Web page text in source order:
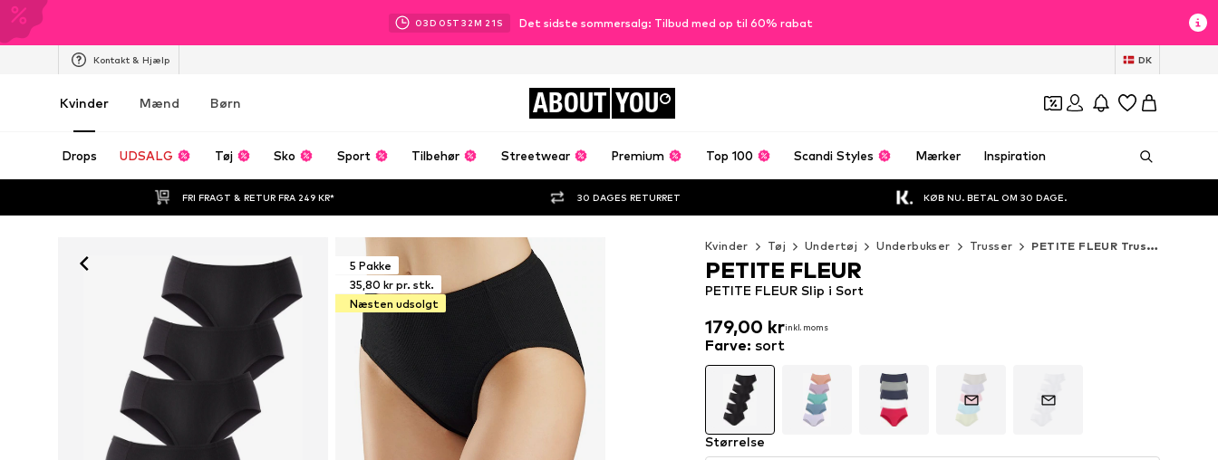
03D 05T 32M 20S Det sidste sommersalg: Tilbud med op til 60% rabat
Kontakt & Hjælp DK
Kvinder Mænd Børn ABOUT YOU
Drops UDSALG Tøj Sko Sport Tilbehør Streetwear Premium Top 100 Scandi Styles Mærker Inspiration
FRI FRAGT & RETUR FRA 249 KR* 30 DAGES RETURRET KØB NU. BETAL OM 30 DAGE.
5 Pakke
35,80 kr pr. stk.
Næsten udsolgt
Kvinder Tøj Undertøj Underbukser Trusser PETITE FLEUR Trusser
179,00 krinkl. moms
179,00 kr
PETITE FLEUR Slip i Sort
PETITE FLEUR
Farve: sort
Størrelse